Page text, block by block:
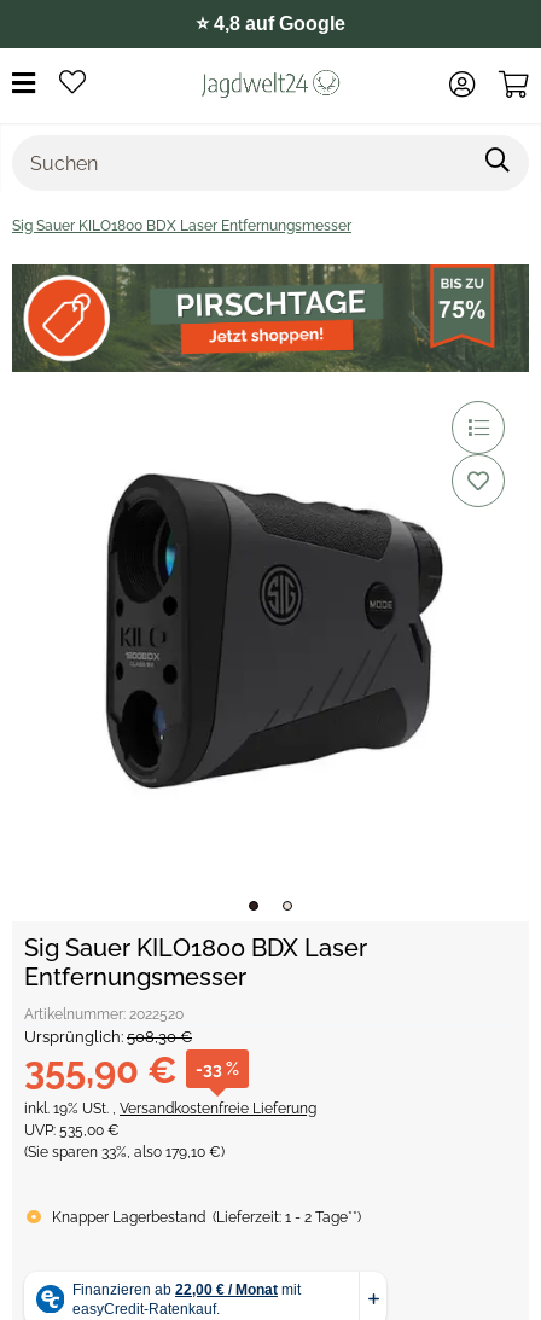
⭐️ 4,8 auf Google
Sig Sauer KILO1800 BDX Laser Entfernungsmesser
Sig Sauer KILO1800 BDX Laser
Entfernungsmesser
Artikelnummer: 2022520
Ursprünglich: 508,30 €
355,90 € -33 %
inkl. 19% USt. , Versandkostenfreie Lieferung
UVP: 535,00 €
(Sie sparen 33%, also 179,10 €)
Knapper Lagerbestand (Lieferzeit: 1 - 2 Tage**)